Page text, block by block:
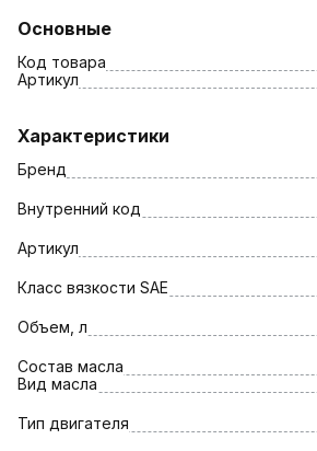
Основные
Код товара
Артикул
Характеристики
Бренд
Внутренний код
Артикул
Класс вязкости SAE
Объем, л
Состав масла
Вид масла
Тип двигателя